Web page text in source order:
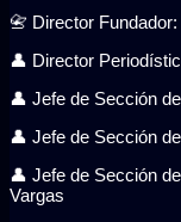
📇 Director
👤 Director
👤 Jefe de Sección
👤 Jefe de Sección
👤 Jefe de Sección
Vargas